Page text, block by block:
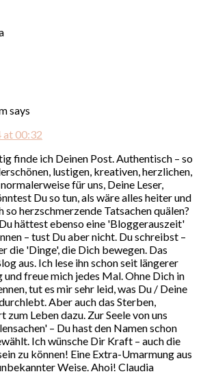
says
at 00:32
finde ich Deinen Post. Authentisch – so
lustigen, kreativen, herzlichen,
für uns, Deine Leser,
Du so tun, als wäre alles heiter und
so herzschmerzende Tatsachen quälen?
hättest ebenso eine 'Bloggerauszeit'
– tust Du aber nicht. Du schreibst –
die 'Dinge', die Dich bewegen. Das
aus. Ich lese ihn schon seit längerer
freue mich jedes Mal. Ohne Dich in
tut es mir sehr leid, was Du / Deine
Aber auch das Sterben,
zum Leben dazu. Zur Seele von uns
– Du hast den Namen schon
Ich wünsche Dir Kraft – auch die
zu können! Eine Extra-Umarmung aus
Weise. Ahoi! Claudia